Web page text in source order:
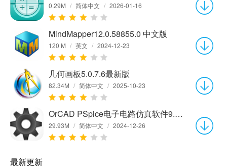
0.29M / 简体中文 / 2026-01-16
MindMapper12.0.58855.0 中文版
120 M / 英文 / 2024-12-23
几何画板5.0.7.6最新版
82.34M / 简体中文 / 2025-10-23
OrCAD PSpice电子电路仿真软件9.1 中文版
29.93M / 简体中文 / 2024-12-26
最新更新